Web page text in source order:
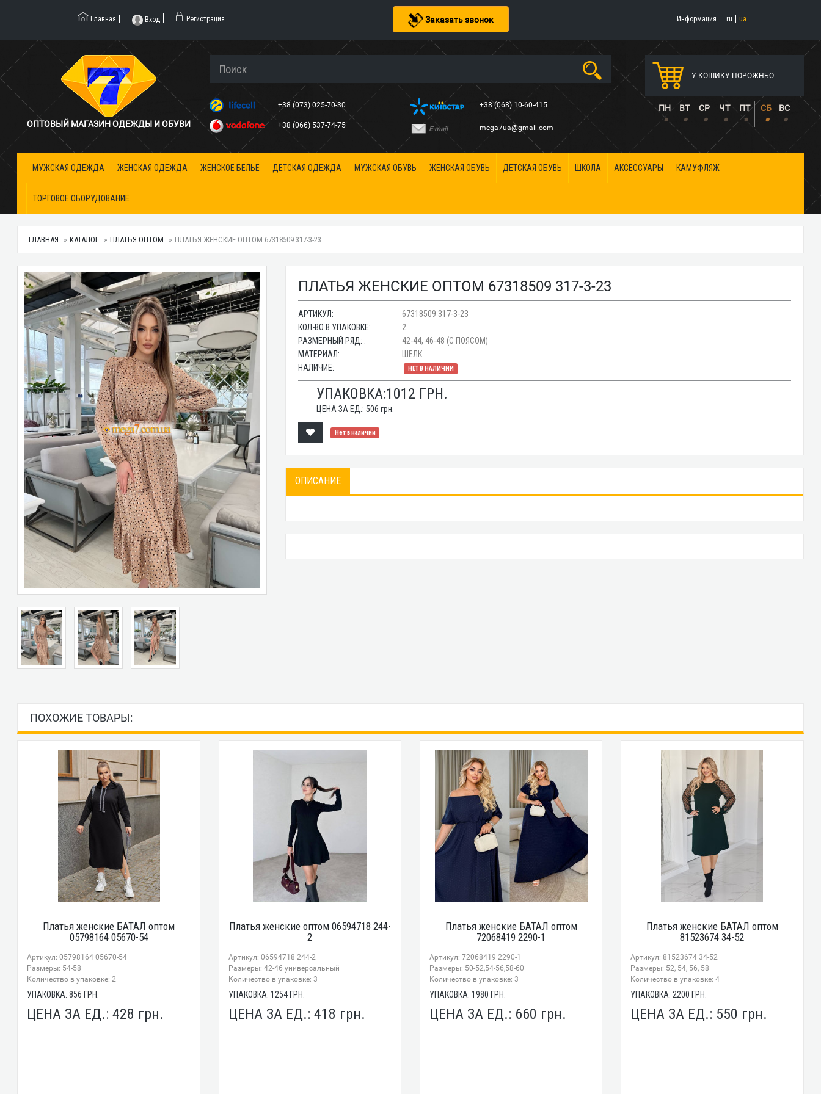
Заказать звонок
Главная Вход Регистрация Информация ru ua
ОПТОВЫЙ МАГАЗИН ОДЕЖДЫ И ОБУВИ
+38 (073) 025-70-30
+38 (066) 537-74-75
+38 (068) 10-60-415
E-mail mega7ua@gmail.com
У КОШИКУ ПОРОЖНЬО
ПН ВТ СР ЧТ ПТ СБ ВС
• • • • • • •
МУЖСКАЯ ОДЕЖДА ЖЕНСКАЯ ОДЕЖДА ЖЕНСКОЕ БЕЛЬЕ ДЕТСКАЯ ОДЕЖДА МУЖСКАЯ ОБУВЬ ЖЕНСКАЯ ОБУВЬ ДЕТСКАЯ ОБУВЬ ШКОЛА АКСЕССУАРЫ КАМУФЛЯЖ
ТОРГОВОЕ ОБОРУДОВАНИЕ
ГЛАВНАЯ КАТАЛОГ ПЛАТЬЯ ОПТОМ ПЛАТЬЯ ЖЕНСКИЕ ОПТОМ 67318509 317-3-23
ПЛАТЬЯ ЖЕНСКИЕ ОПТОМ 67318509 317-3-23
АРТИКУЛ:
67318509 317-3-23
КОЛ-ВО В УПАКОВКЕ:
2
РАЗМЕРНЫЙ РЯД: :
42-44, 46-48 (С ПОЯСОМ)
МАТЕРИАЛ:
ШЕЛК
НАЛИЧИЕ:
НЕТ В НАЛИЧИИ
УПАКОВКА:1012 ГРН.
ЦЕНА ЗА ЕД.:506 грн.
Нет в наличии
ОПИСАНИЕ
ПОХОЖИЕ ТОВАРЫ:
Платья женские БАТАЛ оптом
05798164 05670-54
Артикул: 05798164 05670-54
Размеры: 54-58
Количество в упаковке: 2
УПАКОВКА:856 ГРН.
ЦЕНА ЗА ЕД.:428 грн.
Платья женские оптом 06594718 244-
2
Артикул: 06594718 244-2
Размеры: 42-46 универсальный
Количество в упаковке: 3
УПАКОВКА: 1254 ГРН.
ЦЕНА ЗА ЕД.: 418 грн.
Платья женские БАТАЛ оптом
72068419 2290-1
Артикул: 72068419 2290-1
Размеры: 50-52,54-56,58-60
Количество в упаковке: 3
УПАКОВКА: 1980 ГРН.
ЦЕНА ЗА ЕД.: 660 грн.
Платья женские БАТАЛ оптом
81523674 34-52
Артикул: 81523674 34-52
Размеры: 52, 54, 56, 58
Количество в упаковке: 4
УПАКОВКА:2200 ГРН.
ЦЕНА ЗА ЕД.: 550 грн.